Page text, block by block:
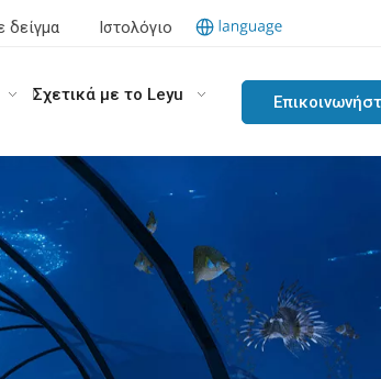
δείγμα Ιστολόγιο
Σχετικά με το Leyu